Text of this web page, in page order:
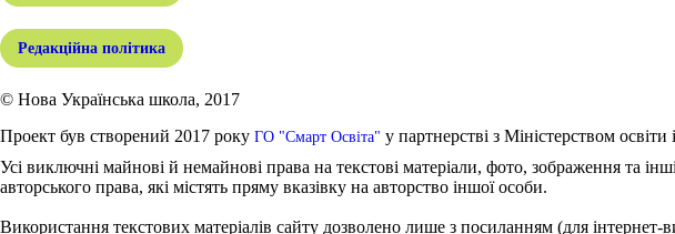
Редакційна політика
© Нова Українська школа, 2017
Проект був створений 2017 року ГО "Смарт Освіта" у партнерстві з Міністерством
Усі виключні майнові й немайнові права на текстові матеріали, фото, зображення та
авторського права, які містять пряму вказівку на авторство іншої особи.
Використання текстових матеріалів сайту дозволено лише з посиланням (для